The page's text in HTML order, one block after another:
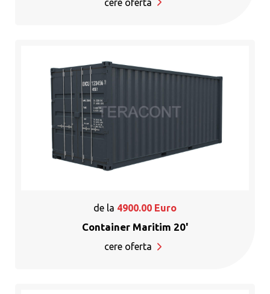
de la 4900.00 Euro
Container Maritim 20'
cere oferta